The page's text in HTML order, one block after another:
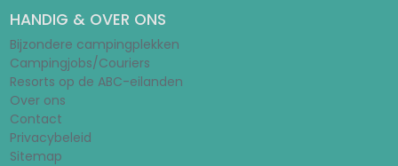
HANDIG & OVER ONS
Bijzondere campingplekken
Campingjobs/Couriers
Resorts op de ABC-eilanden
Over ons
Contact
Privacybeleid
Sitemap